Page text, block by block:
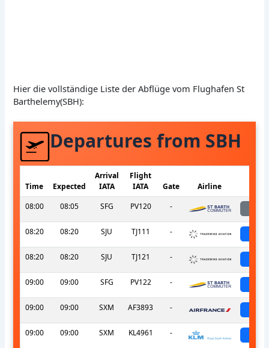
Hier die vollständige Liste der Abflüge vom Flughafen St
Barthelemy(SBH):
Departures from SBH
Time Expected
Arrival
IATA
Flight
IATA
Gate Airline
08:00
08:05 SFG PV120 -
08:20 08:20 SJU TJ111 -
08:20 08:20 SJU TJ121 -
09:00 09:00 SFG PV122 -
09:00 09:00 SXM AF3893 -
09:00 09:00 SXM KL4961 -